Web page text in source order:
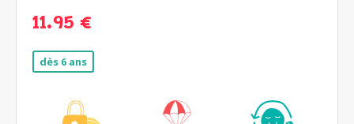
11.95 €
dès 6 ans